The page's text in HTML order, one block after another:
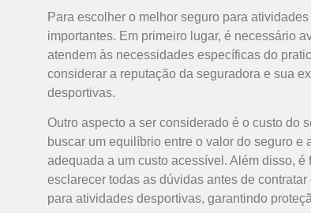
Para escolher o melhor seguro para
importantes. Em primeiro lugar, é necessário
atendem às necessidades específicas do
considerar a reputação da seguradora e sua
desportivas.
Outro aspecto a ser considerado é o custo do
buscar um equilíbrio entre o valor do seguro
adequada a um custo acessível. Além disso,
esclarecer todas as dúvidas antes de
para atividades desportivas, garantindo